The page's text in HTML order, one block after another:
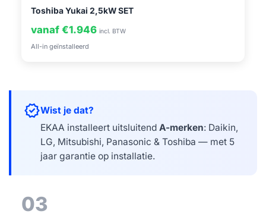
Toshiba Yukai 2,5kW SET
vanaf €1.946 incl. BTW
All-in geïnstalleerd
verifiedWist je dat?
EKAA installeert uitsluitendA-merken: Daikin,
LG, Mitsubishi, Panasonic & Toshiba — met 5
jaar garantie op installatie.
03